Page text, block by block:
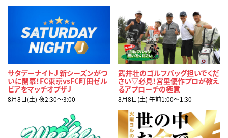
サタデーナイトJ 新シーズンがつ
いに開幕！FC東京vsFC町田ゼル
ビアをマッチオブザJ
8月8日(土) 夜2:30〜3:00
武井壮のゴルフバッグ担いでくだ
さい▽必見！宮里優作プロが教え
るアプローチの極意
8月8日(土) 午前1:00〜1:30